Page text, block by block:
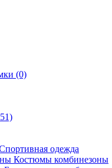
(0)
одежда
Костюмы комбинезоны